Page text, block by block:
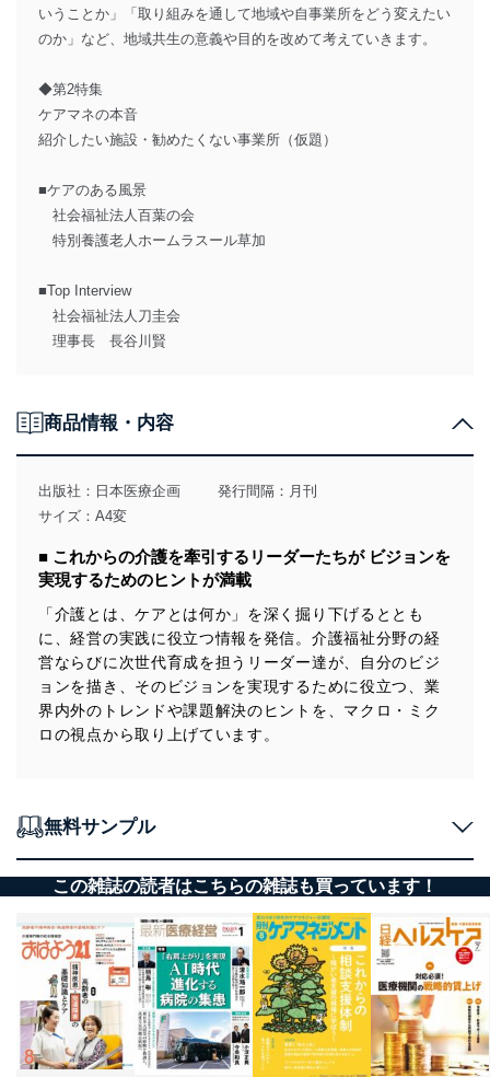
いうことか」「取り組みを通して地域や自事業所をどう変えたい
のか」など、地域共生の意義や目的を改めて考えていきます。
◆第2特集
ケアマネの本音
紹介したい施設・勧めたくない事業所（仮題）
■ケアのある風景
社会福祉法人百葉の会
特別養護老人ホームラスール草加
■Top Interview
社会福祉法人刀圭会
理事長 長谷川賢
商品情報・内容
出版社： 日本医療企画
発行間隔：月刊
サイズ：A4変
■ これからの介護を牽引するリーダーたちが ビジョンを
実現するためのヒントが満載
「介護とは、ケアとは何か」を深く掘り下げるととも
に、経営の実践に役立つ情報を発信。介護福祉分野の経
営ならびに次世代育成を担うリーダー達が、自分のビジ
ョンを描き、そのビジョンを実現するために役立つ、業
界内外のトレンドや課題解決のヒントを、マクロ・ミク
ロの視点から取り上げています。
無料サンプル
この雑誌の読者はこちらの雑誌も買っています！